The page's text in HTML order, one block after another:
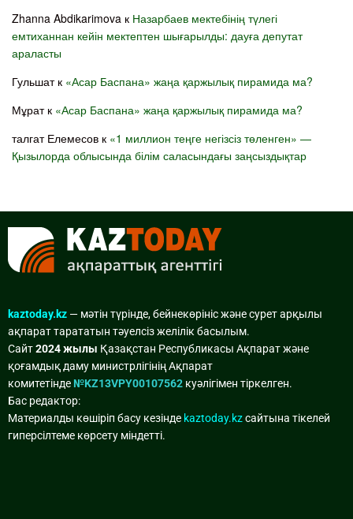
Zhanna Abdikarimova к Назарбаев мектебінің түлегі
емтиханнан кейін мектептен шығарылды: дауға депутат
араласты
Гульшатк «Асар Баспана» жаңа қаржылық пирамида ма?
Мұратк «Асар Баспана» жаңа қаржылық пирамида ма?
талгат Елемесов к «1 миллион теңге негізсіз төленген» —
Қызылорда облысында білім саласындағы заңсыздықтар
kaztoday.kz — мәтін түрінде, бейнекөрініс және сурет арқылы
ақпарат тарататын тәуелсіз желілік басылым.
Сайт2024 жылы Қазақстан Республикасы Ақпарат және
қоғамдық даму министрлігінің Ақпарат
комитетінде№KZ13VPY00107562 куәлігімен тіркелген.
Бас редактор:
Материалды көшіріп басу кезінде kaztoday.kzсайтына тікелей
гиперсілтеме көрсету міндетті.